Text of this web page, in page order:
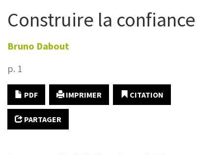
Construire la confiance
Bruno Dabout
p. 1
PDF IMPRIMER CITATION
PARTAGER